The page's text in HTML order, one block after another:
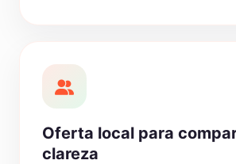
Oferta local para
clareza